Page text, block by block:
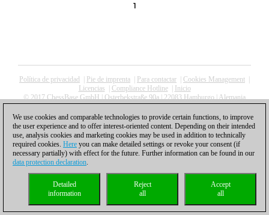
1
Política de privacidad Pie de imprenta Para contactar Cookies Management
Licencias
Compliance Hotline|
Inicio
© 2017 ChessBase GmbH | Osterbekstraße 90a | 22083 Hamburgo | Alemania
coldest news
We use cookies and comparable technologies to provide certain functions, to improve
the user experience and to offer interest-oriented content. Depending on their intended
use, analysis cookies and marketing cookies may be used in addition to technically
required cookies. Here you can make detailed settings or revoke your consent (if
necessary partially) with effect for the future. Further information can be found in our
data protection declaration.
Accept
all
Reject
all
Detailed
information